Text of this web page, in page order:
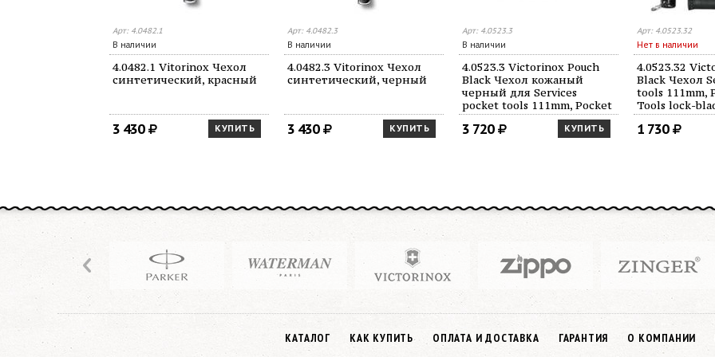
Арт: 4.0482.1
В наличии
4.0482.1 Vitorinox Чехол
синтетический, красный
3 430 КУПИТЬ
Арт: 4.0482.3
В наличии
4.0482.3 Vitorinox Чехол
синтетический, черный
3 430 КУПИТЬ
Арт: 4.0523.3
В наличии
4.0523.3 Victorinox Pouch
Black Чехол кожаный
черный для Services
pocket tools 111mm, Pocket
Multi Tools lock-blade 111
mm, Swiss Tools Spirit, Swiss
3 720 КУПИТЬ
Арт: 4.0523.32
Нет в наличии
4.0523.32
Black Чехол
tools 111mm,
Tools lock-
Swiss Tools
Tools, 3 уровня
1 730
КАТАЛОГ КАК КУПИТЬ ОПЛАТА И ДОСТАВКА ГАРАНТИЯ О КОМПАНИИ